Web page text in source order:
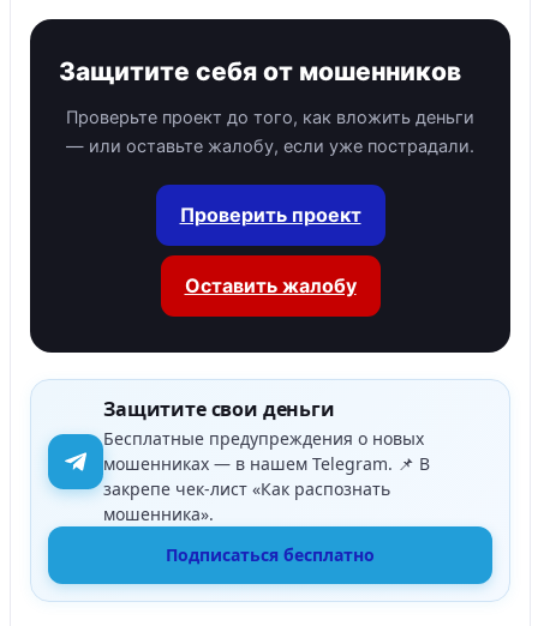
Защитите себя от мошенников
Проверьте проект до того, как вложить деньги
— или оставьте жалобу, если уже пострадали.
Проверить проект
Оставить жалобу
Защитите свои деньги
Бесплатные предупреждения о новых
мошенниках — в нашем Telegram. 📌 В
закрепе чек-лист «Как распознать
мошенника».
Подписаться бесплатно